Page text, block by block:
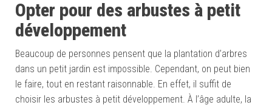
Opter pour des arbustes à petit
développement
Beaucoup de personnes pensent que la plantation d’arbres
dans un petit jardin est impossible. Cependant, on peut bien
le faire, tout en restant raisonnable. En effet, il suffit de
choisir les arbustes à petit développement. À l’âge adulte, la